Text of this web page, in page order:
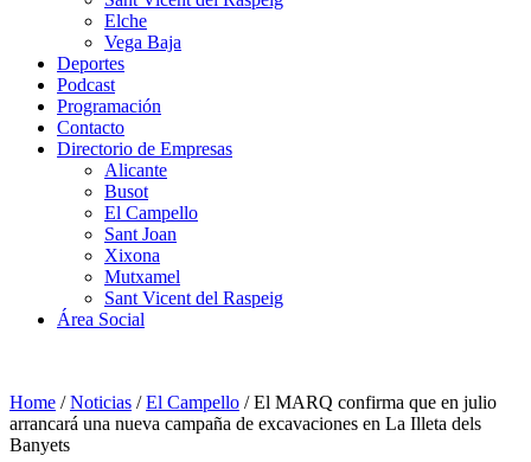
Elche
Vega Baja
Deportes
Podcast
Programación
Contacto
Directorio de Empresas
Alicante
Busot
El Campello
Sant Joan
Xixona
Mutxamel
Sant Vicent del Raspeig
Área Social
Home /Noticias /El Campello /El MARQ confirma que en julio
arrancará una nueva campaña de excavaciones en La Illeta dels
Banyets